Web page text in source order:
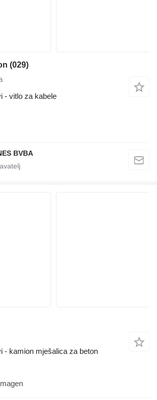
(029)
- vitlo za kabele
BVBA
- kamion mješalica za beton